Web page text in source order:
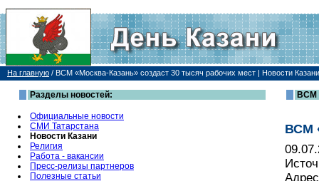
На главную / ВСМ «Москва-Казань» создаст 30 тысяч рабочих мест | Новости Казани
Разделы новостей:
Официальные новости
СМИ Татарстана
Новости Казани
Религия
Работа - вакансии
Пресс-релизы партнеров
Полезные статьи
ВСМ
ВСМ